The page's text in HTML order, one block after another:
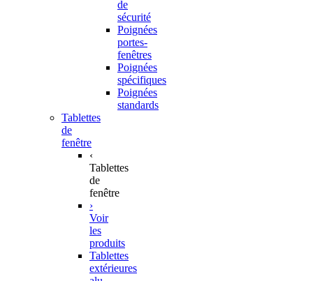
de
sécurité
Poignées
portes-
fenêtres
Poignées
spécifiques
Poignées
standards
Tablettes
de
fenêtre
‹
Tablettes
de
fenêtre
›
Voir
les
produits
Tablettes
extérieures